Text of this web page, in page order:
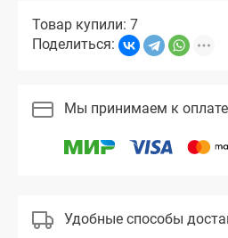
Товар купили: 7
Поделиться:
Мы принимаем к оплате
Удобные способы